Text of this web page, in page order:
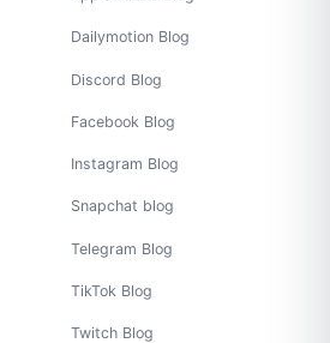
Dailymotion Blog
Discord Blog
Facebook Blog
Instagram Blog
Snapchat blog
Telegram Blog
TikTok Blog
Twitch Blog